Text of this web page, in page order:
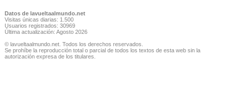
Datos de lavueltaalmundo.net
Visitas únicas diarias: 1.500
Usuarios registrados: 30969
Última actualización: Agosto 2026
© lavueltaalmundo.net. Todos los derechos reservados.
Se prohíbe la reproducción total o parcial de todos los textos de esta web sin la
autorización expresa de los titulares.